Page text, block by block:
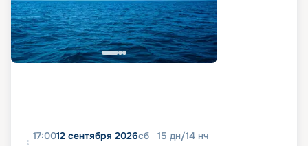
17:0012 сентября 2026сб 15 дн/14 нч